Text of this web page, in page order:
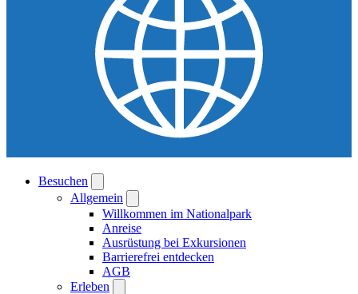
Besuchen
Allgemein
Willkommen im Nationalpark
Anreise
Ausrüstung bei Exkursionen
Barrierefrei entdecken
AGB
Erleben